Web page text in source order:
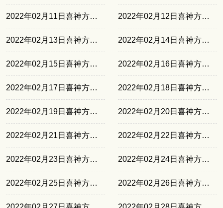
2022年02月11日喜神方位西北 2022年02月12日喜神方位西南
2022年02月13日喜神方位正南 2022年02月14日喜神方位东南
2022年02月15日喜神方位东北 2022年02月16日喜神方位西北
2022年02月17日喜神方位西南 2022年02月18日喜神方位正南
2022年02月19日喜神方位东南 2022年02月20日喜神方位东北
2022年02月21日喜神方位西北 2022年02月22日喜神方位西南
2022年02月23日喜神方位正南 2022年02月24日喜神方位东南
2022年02月25日喜神方位东北 2022年02月26日喜神方位西北